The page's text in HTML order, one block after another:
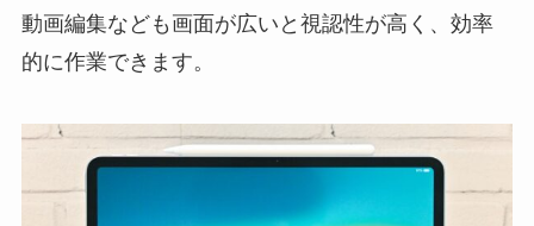
動画編集なども画面が広いと視認性が高く、効率
的に作業できます。